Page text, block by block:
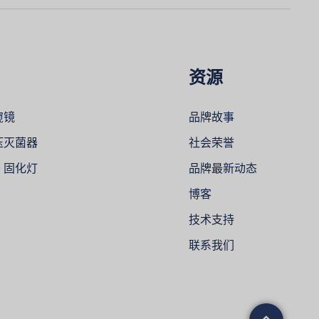
镜
灭菌器
固化灯
资源
品牌故事
社会荣誉
品牌最新动态
博客
技术支持
联系我们